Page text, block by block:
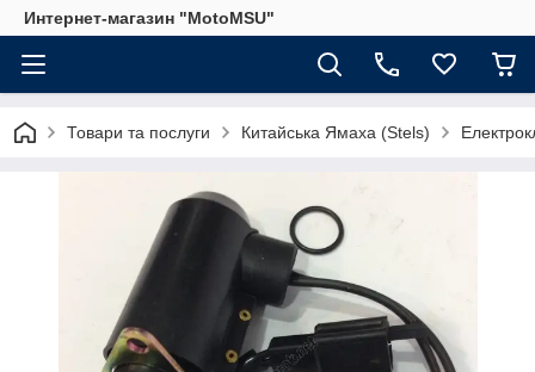
Интернет-магазин "MotoMSU"
Товари та послуги Китайська Ямаха (Stels)